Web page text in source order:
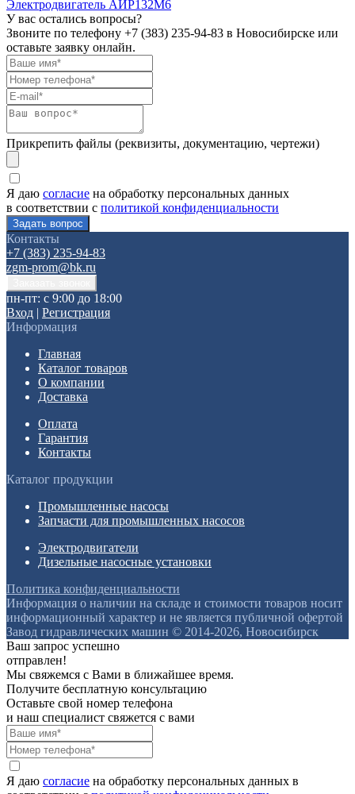
Электродвигатель АИР132М6
У вас остались вопросы?
Звоните по телефону +7 (383) 235-94-83 в Новосибирске или
оставьте заявку онлайн.
Прикрепить файлы (реквизиты, документацию, чертежи)
Я даю согласие на обработку персональных данных
в соответствии с политикой конфиденциальности
Контакты
+7 (383) 235-94-83
zgm-prom@bk.ru
пн-пт: с 9:00 до 18:00
Вход | Регистрация
Информация
Главная
Каталог товаров
О компании
Доставка
Оплата
Гарантия
Контакты
Каталог продукции
Промышленные насосы
Запчасти для промышленных насосов
Электродвигатели
Дизельные насосные установки
Политика конфиденциальности
Информация о наличии на складе и стоимости товаров носит
информационный характер и не является публичной офертой
Завод гидравлических машин © 2014-2026, Новосибирск
Ваш запрос успешно
отправлен!
Мы свяжемся с Вами в ближайшее время.
Получите бесплатную консультацию
Оставьте свой номер телефона
и наш специалист свяжется с вами
Я даю согласие на обработку персональных данных в